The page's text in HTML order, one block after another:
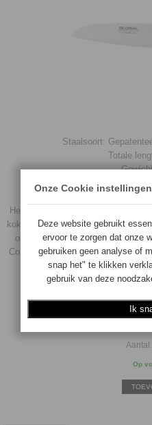
Staalsoort:
Totale
Het belangrijkste mes in elke
koksmes met een lemmet van
ook bedoeld om in snel tempo
Consumenten kiezen vaak voor
een
Aantal:
Op